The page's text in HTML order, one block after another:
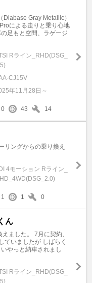
Diabase Gray Metallic）
による走りと乗り心地
足もと空間、ラゲージ
Rライン_RHD(DSG_
CJ15V
年11月28日～
0 43 14
リングからの乗り換え
4モーション Rライン_
1 1 0
ん
ました。 7月に契約、
ていましたが しばらく
やっと納車されまし
Rライン_RHD(DSG_